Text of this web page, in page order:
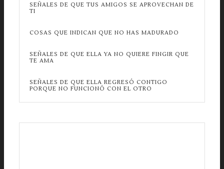
SEÑALES DE QUE TUS AMIGOS SE APROVECHAN DE
TI
COSAS QUE INDICAN QUE NO HAS MADURADO
SEÑALES DE QUE ELLA YA NO QUIERE FINGIR QUE
TE AMA
SEÑALES DE QUE ELLA REGRESÓ CONTIGO
PORQUE NO FUNCIONÓ CON EL OTRO